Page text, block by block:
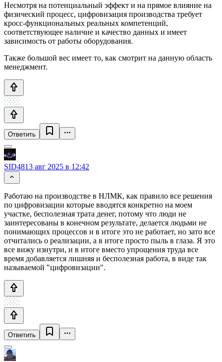
Несмотря на потенциальный эффект и на прямое влияние на
физический процесс, цифровизация производства требует
кросс-функциональных реальных компетенций,
соответствующее наличие и качество данных и имеет
зависимость от работы оборудования.
Также большой вес имеет то, как смотрит на данную область
менеджмент.
Ответить
SID4813 авг 2025 в 12:42
Работаю на производстве в НЛМК, как правило все решения
по цифровизации которые вводятся конкретно на моем
участке, бесполезная трата денег, потому что люди не
заинтересованы в конечном результате, делается людьми не
понимающих процессов и в итоге это не работает, но зато все
отчитались о реализации, а в итоге просто пыль в глаза. Я это
все вижу изнутри, и в итоге вместо упрощения труда все
время добавляется лишняя и бесполезная работа, в виде так
называемой "цифровизации".
Ответить